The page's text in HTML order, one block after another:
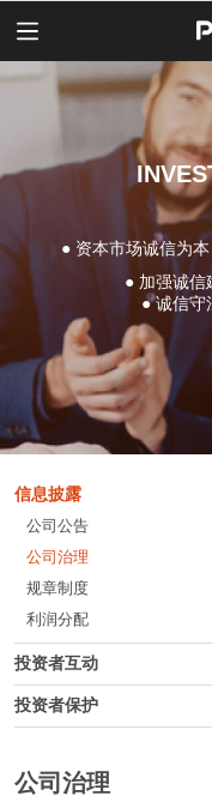
● 资本市场诚信为本
● 加强诚信
● 诚信守
信息披露
公司公告
公司治理
规章制度
利润分配
投资者互动
投资者保护
公司治理